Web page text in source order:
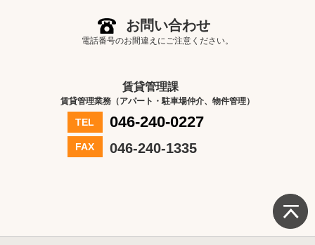
お問い合わせ
電話番号のお間違えにご注意ください。
賃貸管理課
賃貸管理業務（アパート・駐車場仲介、物件管理）
TEL 046-240-0227
FAX 046-240-1335